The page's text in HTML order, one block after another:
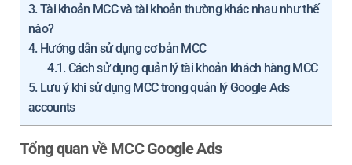
3. Tài khoản MCC và tài khoản thường khác nhau như thế
nào?
4. Hướng dẫn sử dụng cơ bản MCC
4.1. Cách sử dụng quản lý tài khoản khách hàng MCC
5. Lưu ý khi sử dụng MCC trong quản lý Google Ads
accounts
Tổng quan về MCC Google Ads